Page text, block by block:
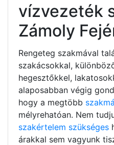
vízvezeték
Zámoly
Rengeteg szakmával
szakácsokkal,
hegesztőkkel,
alaposabban végig
hogy a megtöbb
mélyrehatóan. Nem
szakértelem szükséges
árakkal sem vagyunk